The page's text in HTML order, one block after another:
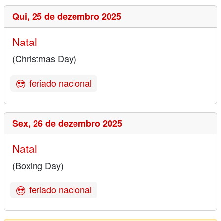
Qui, 25 de dezembro 2025
Natal
(Christmas Day)
feriado nacional
Sex, 26 de dezembro 2025
Natal
(Boxing Day)
feriado nacional